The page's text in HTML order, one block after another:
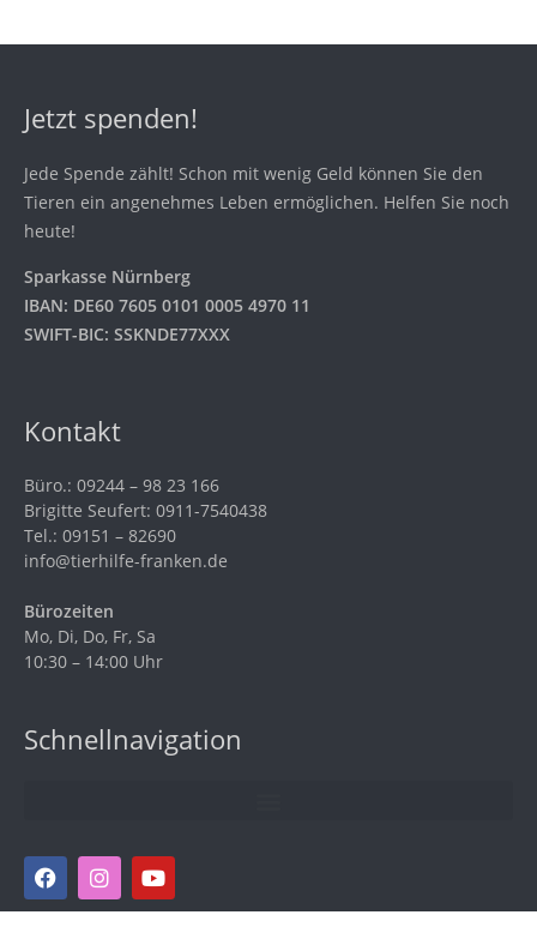
Jetzt spenden!
Jede Spende zählt! Schon mit wenig Geld können Sie den
Tieren ein angenehmes Leben ermöglichen. Helfen Sie noch
heute!
Sparkasse Nürnberg
IBAN: DE60 7605 0101 0005 4970 11
SWIFT-BIC: SSKNDE77XXX
Kontakt
Büro.: 09244 – 98 23 166
Brigitte Seufert: 0911-7540438
Tel.: 09151 – 82690
info@tierhilfe-franken.de
Bürozeiten
Mo, Di, Do, Fr, Sa
10:30 – 14:00 Uhr
Schnellnavigation